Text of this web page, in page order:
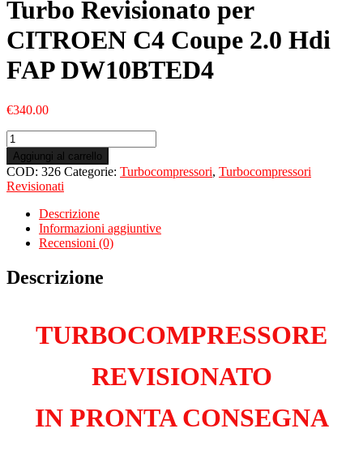
Turbo Revisionato per
CITROEN C4 Coupe 2.0 Hdi
FAP DW10BTED4
€340.00
Turbo
Revisionato
per
CITROEN
C4
Coupe
DW10BTED4
quantità
Aggiungi al carrello
COD: 326 Categorie: Turbocompressori, Turbocompressori
Revisionati
Descrizione
Informazioni aggiuntive
Recensioni (0)
Descrizione
TURBOCOMPRESSORE
REVISIONATO
IN PRONTA CONSEGNA